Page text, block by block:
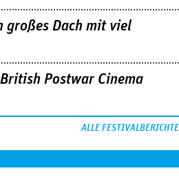
großes Dach mit viel
Postwar Cinema
ALLE FESTIVALBERICHTE